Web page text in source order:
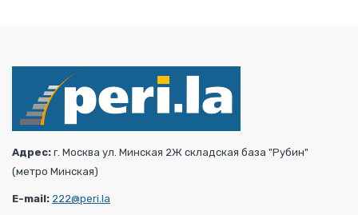
Адрес: г. Москва ул. Минская 2Ж складская база "Рубин"
(метро Минская)
E-mail: 222@peri.la